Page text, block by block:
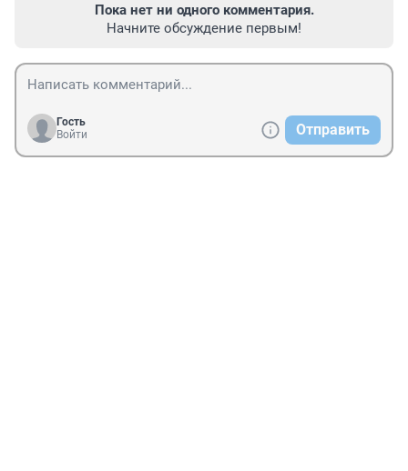
Пока нет ни одного комментария.
Начните обсуждение первым!
Гость
Войти
Отправить